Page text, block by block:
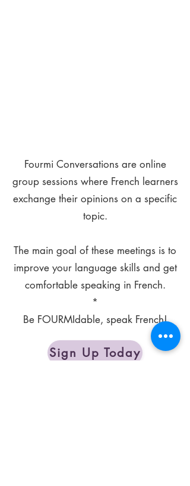
Fourmi Conversations are online
group sessions where French learners
exchange their opinions on a specific
topic.
The main goal of these meetings is to
improve your language skills and get
comfortable speaking in French.
*
Be FOURMIdable, speak French!
Sign Up Today